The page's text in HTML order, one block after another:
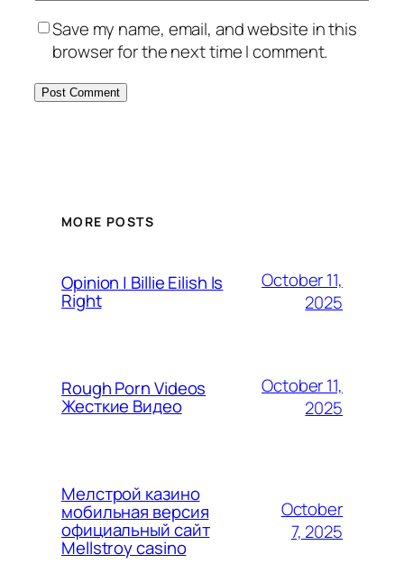
Save my name, email, and website in this
browser for the next time I comment.
MORE POSTS
Opinion | Billie Eilish Is
Right
October 11,
2025
Rough Porn Videos
Жесткие Видео
October 11,
2025
Мелстрой казино
мобильная версия
официальный сайт
Mellstroy casino
October
7, 2025